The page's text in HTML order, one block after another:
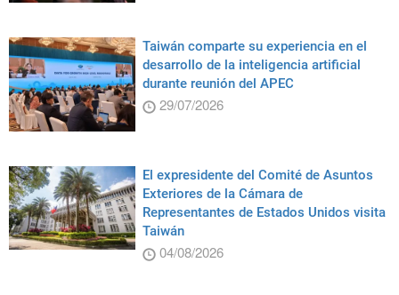
Taiwán comparte su experiencia en el
desarrollo de la inteligencia artificial
durante reunión del APEC
29/07/2026
El expresidente del Comité de Asuntos
Exteriores de la Cámara de
Representantes de Estados Unidos visita
Taiwán
04/08/2026